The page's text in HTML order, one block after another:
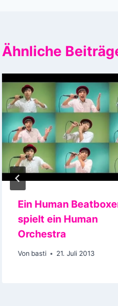
Ähnliche
Ein Human
spielt ein Human
Orchestra
Von basti 21. Juli 2013